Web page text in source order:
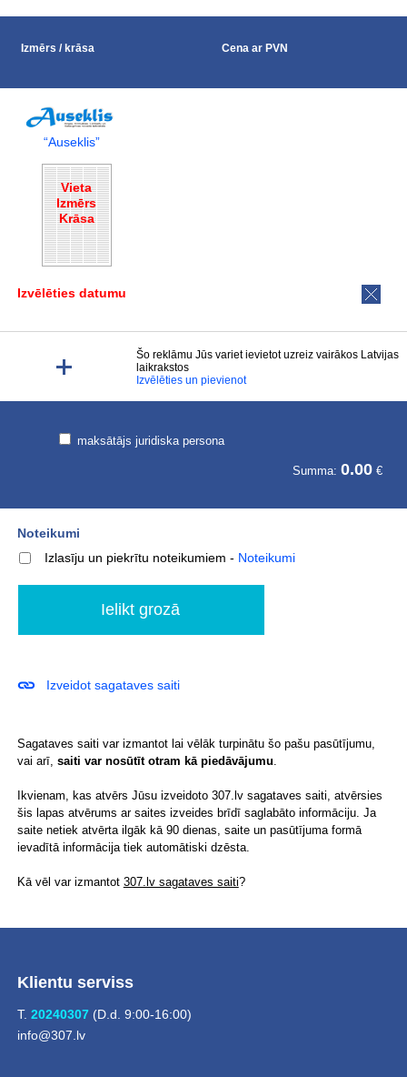
Izmērs / krāsa Cena ar PVN
“Auseklis”
Vieta
Izmērs
Krāsa
Izvēlēties datumu
Šo reklāmu Jūs variet ievietot uzreiz vairākos Latvijas
laikrakstos
Izvēlēties un pievienot
maksātājs juridiska persona
Summa: 0.00€
Noteikumi
Izlasīju un piekrītu noteikumiem - Noteikumi
Izveidot sagataves saiti
Sagataves saiti var izmantot lai vēlāk turpinātu šo pašu pasūtījumu,
vai arī, saiti var nosūtīt otram kā piedāvājumu
Ikvienam, kas atvērs Jūsu izveidoto 307.lv sagataves saiti, atvērsies
šis lapas atvērums ar saites izveides brīdī saglabāto informāciju. Ja
saite netiek atvērta ilgāk kā 90 dienas, saite un pasūtījuma formā
ievadītā informācija tiek automātiski dzēsta.
Kā vēl var izmantot 307.lv sagataves saiti?
Klientu serviss
T. 20240307(D.d. 9:00-16:00)
info@307.lv